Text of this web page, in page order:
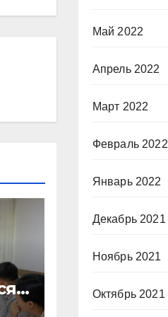
Май 2022
Апрель 2022
Март 2022
Февраль 2022
Январь 2022
Декабрь 2021
Ноябрь 2021
Октябрь 2021